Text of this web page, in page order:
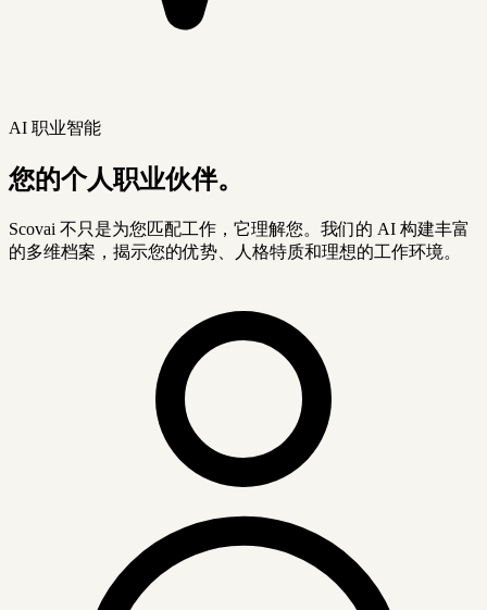
AI 职业智能
您的个人职业伙伴。
Scovai 不只是为您匹配工作，它理解您。我们的 AI 构建丰富
的多维档案，揭示您的优势、人格特质和理想的工作环境。